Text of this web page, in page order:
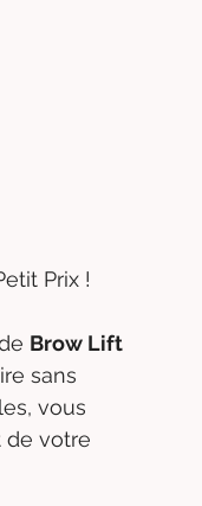
Prix !
Brow Lift
sans
vous
de votre